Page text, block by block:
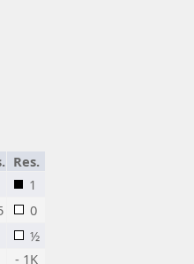
Res.
1
0
½
- 1K